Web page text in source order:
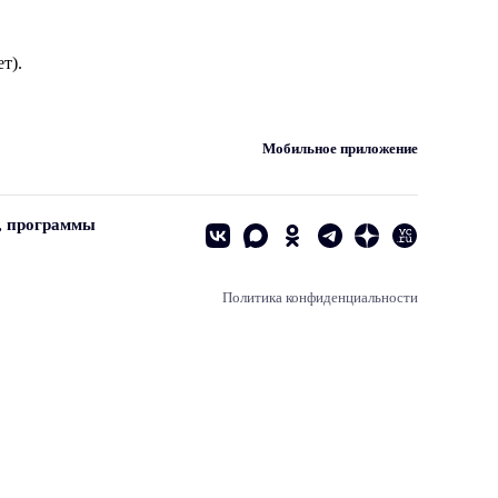
Мобильное приложение
программы
Политика конфиденциальности